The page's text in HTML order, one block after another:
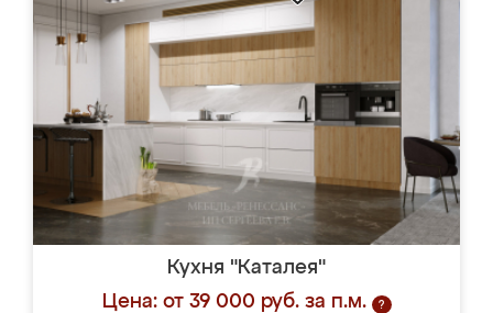
Кухня "Каталея"
Цена: от 39 000 руб. за п.м.
?